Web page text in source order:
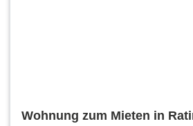
Wohnung zum Mieten in